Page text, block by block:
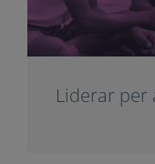
Liderar per